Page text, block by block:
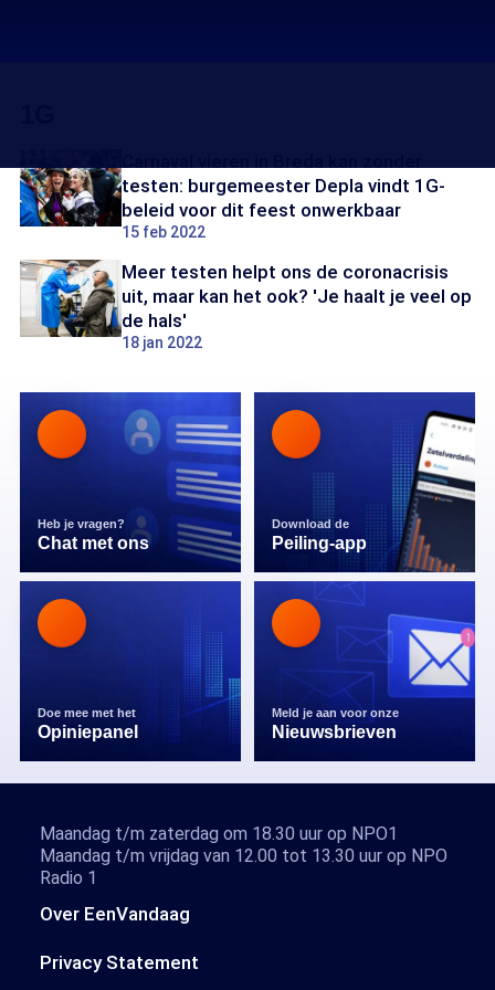
testen: burgemeester Depla vindt 1G-
beleid voor dit feest onwerkbaar
15 feb 2022
Meer testen helpt ons de coronacrisis
uit, maar kan het ook? 'Je haalt je veel op
de hals'
18 jan 2022
Heb je vragen?
Chat met ons
Download de
Peiling-app
Doe mee met het
Opiniepanel
Meld je aan voor onze
Nieuwsbrieven
Over EenVandaag
Privacy Statement
Maandag t/m zaterdag om 18.30 uur op NPO1
Maandag t/m vrijdag van 12.00 tot 13.30 uur op NPO
Radio 1